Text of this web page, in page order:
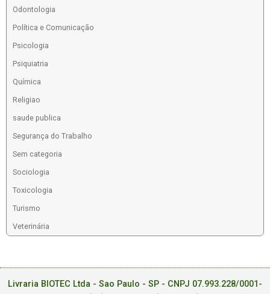
Odontologia
Política e Comunicação
Psicologia
Psiquiatria
Química
Religiao
saude publica
Segurança do Trabalho
Sem categoria
Sociologia
Toxicologia
Turismo
Veterinária
Livraria BIOTEC Ltda - Sao Paulo - SP - CNPJ 07.993.228/0001-